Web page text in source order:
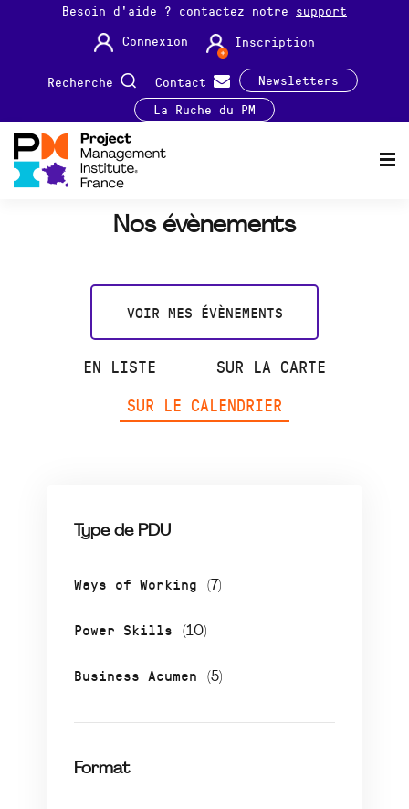
Besoin d'aide ? contactez notre support
Connexion
Inscription
Recherche Contact
Newsletters
La Ruche du PM
Nos évènements
VOIR MES ÉVÈNEMENTS
EN LISTE
SUR LA CARTE
SUR LE CALENDRIER
Type de PDU
Ways of Working (7)
Power Skills (10)
Business Acumen (5)
Format